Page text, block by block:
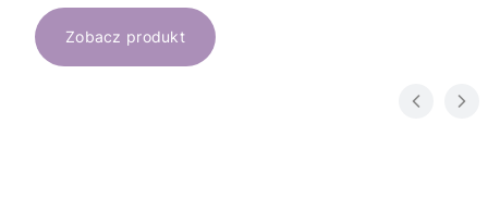
Zobacz produkt